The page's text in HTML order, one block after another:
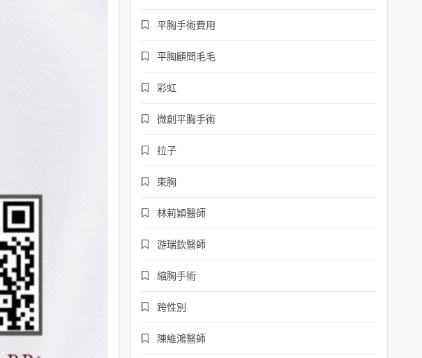
平胸手術費用
平胸顧問毛毛
彩虹
微創平胸手術
拉子
束胸
林莉穎醫師
游瑞欽醫師
縮胸手術
跨性別
陳維鴻醫師